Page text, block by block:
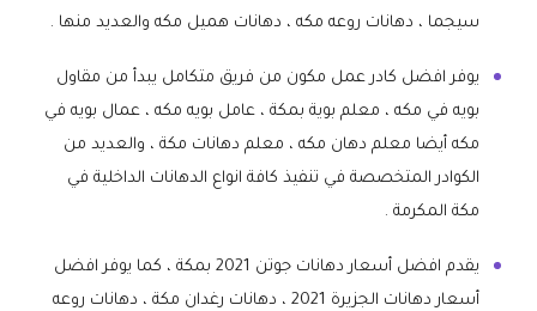
سيجما ، دهانات روعه مكه ، دهانات هميل مكه والعديد منها .
يوفر افضل كادر عمل مكون من فريق متكامل يبدأ من مقاول
بويه في مكه ، معلم بوية بمكة ، عامل بويه مكه ، عمال بويه في
مكه أيضا معلم دهان مكه ، معلم دهانات مكة ، والعديد من
الكوادر المتخصصة في تنفيذ كافة انواع الدهانات الداخلية في
مكة المكرمة .
يقدم افضل أسعار دهانات جوتن 2021 بمكة ، كما يوفر افضل
أسعار دهانات الجزيرة 2021 ، دهانات رغدان مكة ، دهانات روعه